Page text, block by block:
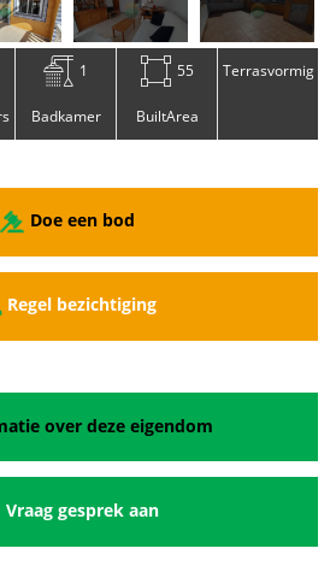
1
Badkamer
55
BuiltArea
Terrasvormig
Doe een bod
Regel bezichtiging
over deze eigendom
Vraag gesprek aan